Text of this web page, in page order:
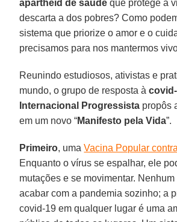
apartheid de saúde que protege a
descarta a dos pobres? Como
sistema que priorize o amor e o
precisamos para nos mantermos
Reunindo estudiosos, ativistas e
mundo, o grupo de resposta à
Internacional Progressista propôs
em um novo “Manifesto pela Vida”.
Primeiro, umaVacina Popular
Enquanto o vírus se espalhar, ele
mutações e se movimentar.
acabar com a pandemia sozinho; a
covid-19 em qualquer lugar é uma